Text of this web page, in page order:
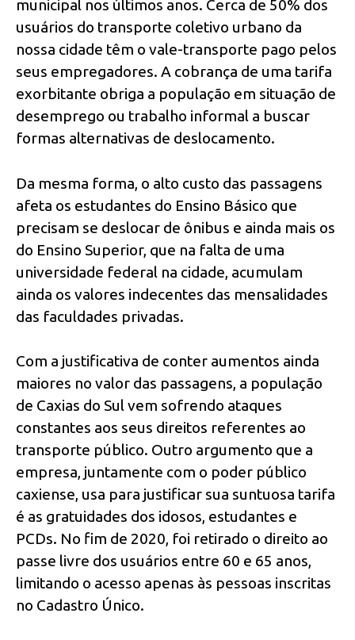
municipal nos últimos anos. Cerca de 50% dos
usuários do transporte coletivo urbano da
nossa cidade têm o vale-transporte pago pelos
seus empregadores. A cobrança de uma tarifa
exorbitante obriga a população em situação de
desemprego ou trabalho informal a buscar
formas alternativas de deslocamento.
Da mesma forma, o alto custo das passagens
afeta os estudantes do Ensino Básico que
precisam se deslocar de ônibus e ainda mais os
do Ensino Superior, que na falta de uma
universidade federal na cidade, acumulam
ainda os valores indecentes das mensalidades
das faculdades privadas.
Com a justificativa de conter aumentos ainda
maiores no valor das passagens, a população
de Caxias do Sul vem sofrendo ataques
constantes aos seus direitos referentes ao
transporte público. Outro argumento que a
empresa, juntamente com o poder público
caxiense, usa para justificar sua suntuosa tarifa
é as gratuidades dos idosos, estudantes e
PCDs. No fim de 2020, foi retirado o direito ao
passe livre dos usuários entre 60 e 65 anos,
limitando o acesso apenas às pessoas inscritas
no Cadastro Único.